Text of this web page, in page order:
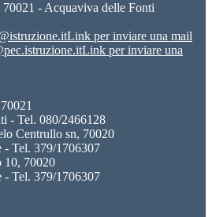
70021 - Acquaviva delle Fonti
Link per inviare una mail
Link per inviare una
- Tel. 080/2466128
Centrullo sn, 70020
- Tel. 379/1706307
10, 70020
- Tel. 379/1706307